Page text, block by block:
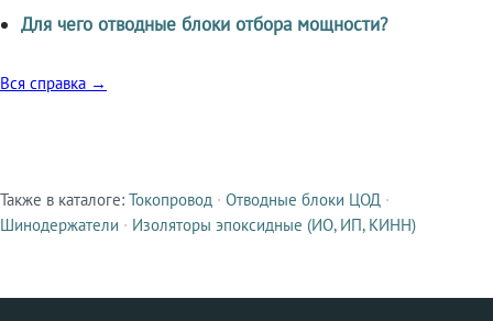
Для чего отводные блоки отбора мощности?
Вся справка →
Смежные продукты
Также в каталоге: Токопровод · Отводные блоки ЦОД ·
Шинодержатели · Изоляторы эпоксидные (ИО, ИП, КИНН)